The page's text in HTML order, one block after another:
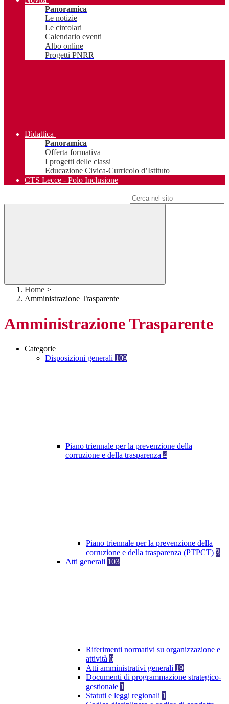
Panoramica
Le notizie
Le circolari
Calendario eventi
Albo online
Progetti PNRR
Didattica
Panoramica
Offerta formativa
I progetti delle classi
Educazione Civica-Curricolo d’Istituto
CTS Lecce - Polo Inclusione
Home >
Amministrazione Trasparente
Amministrazione Trasparente
Categorie
Disposizioni generali 109
Piano triennale per la prevenzione della
corruzione e della trasparenza 4
Piano triennale per la prevenzione della
corruzione e della trasparenza (PTPCT) 3
Atti generali 103
Riferimenti normativi su organizzazione e
attività 6
Atti amministrativi generali 19
Documenti di programmazione strategico-
gestionale 1
Statuti e leggi regionali 1